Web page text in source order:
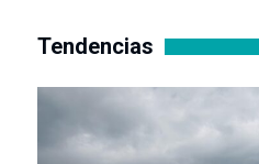
Tendencias